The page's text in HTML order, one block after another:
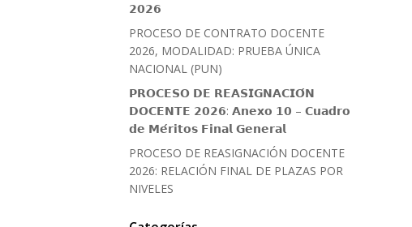
𝟮𝟬𝟮𝟲
PROCESO DE CONTRATO DOCENTE
2026, MODALIDAD: PRUEBA ÚNICA
NACIONAL (PUN)
𝗣𝗥𝗢𝗖𝗘𝗦𝗢 𝗗𝗘 𝗥𝗘𝗔𝗦𝗜𝗚𝗡𝗔𝗖𝗜𝗢́𝗡
𝗗𝗢𝗖𝗘𝗡𝗧𝗘 𝟮𝟬𝟮𝟲: 𝗔𝗻𝗲𝘅𝗼 𝟭𝟬 – 𝗖𝘂𝗮𝗱𝗿𝗼
𝗱𝗲 𝗠𝗲́𝗿𝗶𝘁𝗼𝘀 𝗙𝗶𝗻𝗮𝗹 𝗚𝗲𝗻𝗲𝗿𝗮𝗹
PROCESO DE REASIGNACIÓN DOCENTE
2026: RELACIÓN FINAL DE PLAZAS POR
NIVELES